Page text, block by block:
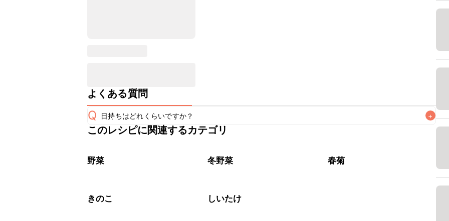
よくある質問
Q 日持ちはどれくらいですか？ +
保存期間は冷蔵で翌日中が目安です。なるべくお早めにお召し上がりください。
※日持ちは目安です。
このレシピに関連するカテゴリ
野菜 冬野菜 春菊
きのこ しいたけ